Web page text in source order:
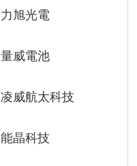
力旭光電
量威電池
凌威航太科技
能晶科技